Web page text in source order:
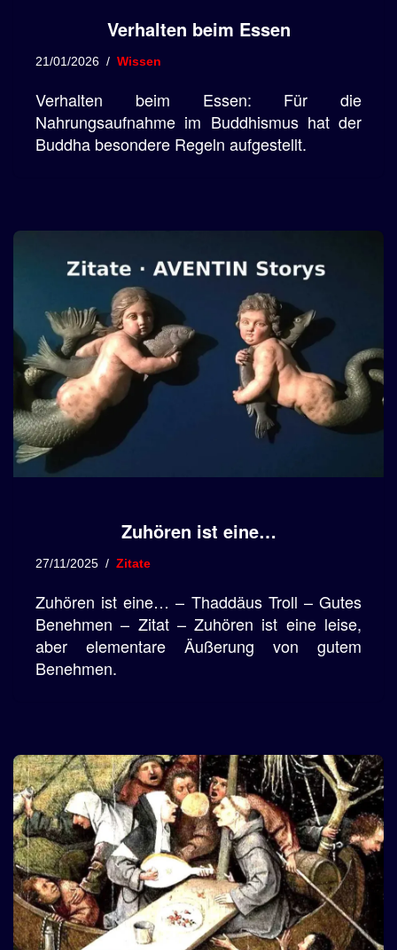
Verhalten beim Essen
21/01/2026 Wissen
Verhalten beim Essen: Für die
Nahrungsaufnahme im Buddhismus hat der
Buddha besondere Regeln aufgestellt.
Zuhören ist eine…
27/11/2025 Zitate
Zuhören ist eine… – Thaddäus Troll – Gutes
Benehmen – Zitat – Zuhören ist eine leise,
aber elementare Äußerung von gutem
Benehmen.